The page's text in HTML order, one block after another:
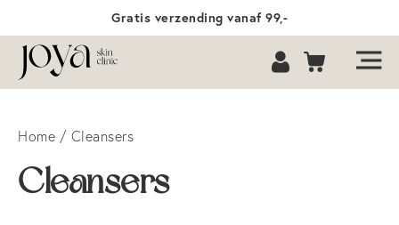
Gratis verzending vanaf 99,-
Home / Cleansers
Cleansers